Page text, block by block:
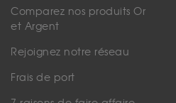
Comparez nos produits Or
et Argent
Rejoignez notre réseau
Frais de port